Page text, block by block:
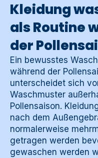
Kleidung
als Routine
der
Ein bewusstes
während der
unterscheidet sich
Waschmuster
Pollensaison.
nach dem
normalerweise
getragen werden
gewaschen werden